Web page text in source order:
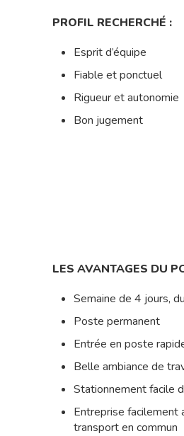
PROFIL RECHERCHÉ :
Esprit d’équipe
Fiable et ponctuel
Rigueur et autonomie
Bon jugement
LES AVANTAGES DU
Semaine de 4 jours,
Poste permanent
Entrée en poste
Belle ambiance de
Stationnement facile
Entreprise facilement
transport en commun